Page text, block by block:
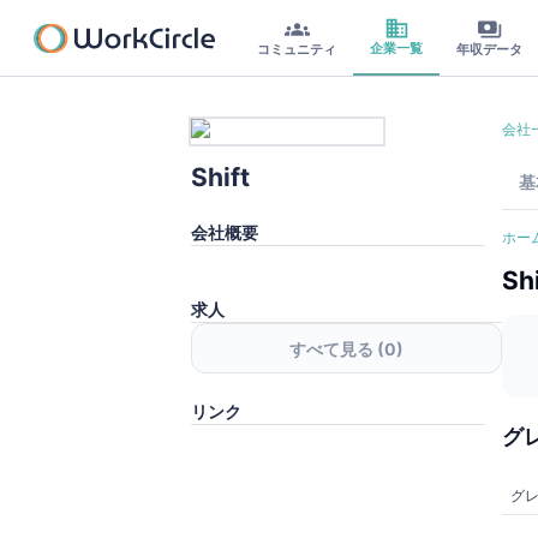
コミュニティ 企業一覧 年収データ
Shift
会社概要
求人
すべて見る (0)
リンク
会社
ホー
グ
グ